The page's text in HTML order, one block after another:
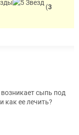
(3
сыпь под
как ее лечить?